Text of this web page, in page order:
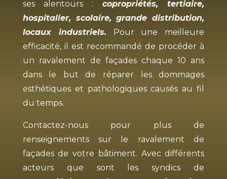
ses alentours : copropriétés, tertiaire,
hospitalier, scolaire, grande distribution,
locaux industriels. Pour une meilleure
efficacité, il est recommandé de procéder à
un ravalement de façades chaque 10 ans
dans le but de réparer les dommages
esthétiques et pathologiques causés au fil
du temps.
Contactez-nous pour plus de
renseignements sur le ravalement de
façades de votre bâtiment. Avec différents
acteurs que sont les syndics de